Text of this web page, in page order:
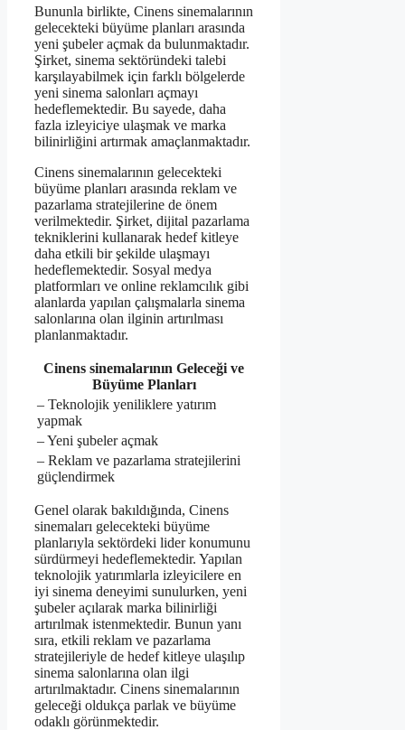
Bununla birlikte, Cinens sinemalarının
gelecekteki büyüme planları arasında
yeni şubeler açmak da bulunmaktadır.
Şirket, sinema sektöründeki talebi
karşılayabilmek için farklı bölgelerde
yeni sinema salonları açmayı
hedeflemektedir. Bu sayede, daha
fazla izleyiciye ulaşmak ve marka
bilinirliğini artırmak amaçlanmaktadır.
Cinens sinemalarının gelecekteki
büyüme planları arasında reklam ve
pazarlama stratejilerine de önem
verilmektedir. Şirket, dijital pazarlama
tekniklerini kullanarak hedef kitleye
daha etkili bir şekilde ulaşmayı
hedeflemektedir. Sosyal medya
platformları ve online reklamcılık gibi
alanlarda yapılan çalışmalarla sinema
salonlarına olan ilginin artırılması
planlanmaktadır.
Cinens sinemalarının Geleceği ve
Büyüme Planları
– Teknolojik yeniliklere yatırım
yapmak
– Yeni şubeler açmak
– Reklam ve pazarlama stratejilerini
güçlendirmek
Genel olarak bakıldığında, Cinens
sinemaları gelecekteki büyüme
planlarıyla sektördeki lider konumunu
sürdürmeyi hedeflemektedir. Yapılan
teknolojik yatırımlarla izleyicilere en
iyi sinema deneyimi sunulurken, yeni
şubeler açılarak marka bilinirliği
artırılmak istenmektedir. Bunun yanı
sıra, etkili reklam ve pazarlama
stratejileriyle de hedef kitleye ulaşılıp
sinema salonlarına olan ilgi
artırılmaktadır. Cinens sinemalarının
geleceği oldukça parlak ve büyüme
odaklı görünmektedir.